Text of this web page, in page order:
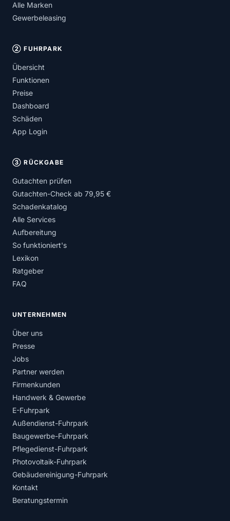
Alle Marken
Gewerbeleasing
② FUHRPARK
Übersicht
Funktionen
Preise
Dashboard
Schäden
App Login
③ RÜCKGABE
Gutachten prüfen
Gutachten-Check ab 79,95 €
Schadenkatalog
Alle Services
Aufbereitung
So funktioniert's
Lexikon
Ratgeber
FAQ
UNTERNEHMEN
Über uns
Presse
Jobs
Partner werden
Firmenkunden
Handwerk & Gewerbe
E-Fuhrpark
Außendienst-Fuhrpark
Baugewerbe-Fuhrpark
Pflegedienst-Fuhrpark
Photovoltaik-Fuhrpark
Gebäudereinigung-Fuhrpark
Kontakt
Beratungstermin